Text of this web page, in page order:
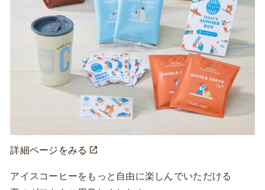
詳細ページをみる
アイスコーヒーをもっと自由に楽しんでいただける